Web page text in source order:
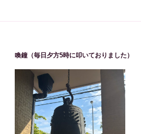
喚鐘（毎日夕方5時に叩いておりました）